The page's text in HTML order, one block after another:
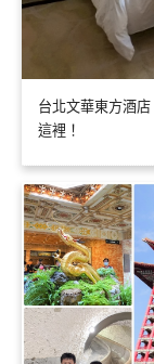
台北文華東方酒
這裡！